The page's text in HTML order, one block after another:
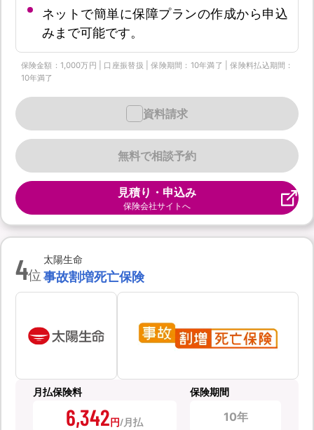
ネットで簡単に保障プランの作成から申込
みまで可能です。
保険金額：1,000万円 | 口座振替扱 | 保険期間：10年満了 | 保険料払込期間：
10年満了
無料で相談予約
資料請求
見積り・申込み
保険会社サイトへ
4位
太陽生命
事故割増死亡保険
月払保険料
6,342円
保険期間
10年